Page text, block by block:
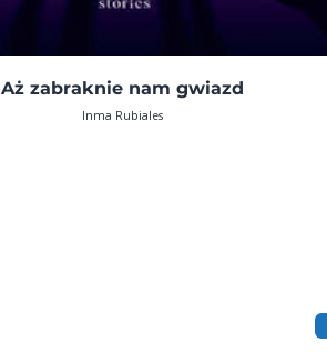
Aż zabraknie nam gwiazd
Inma Rubiales